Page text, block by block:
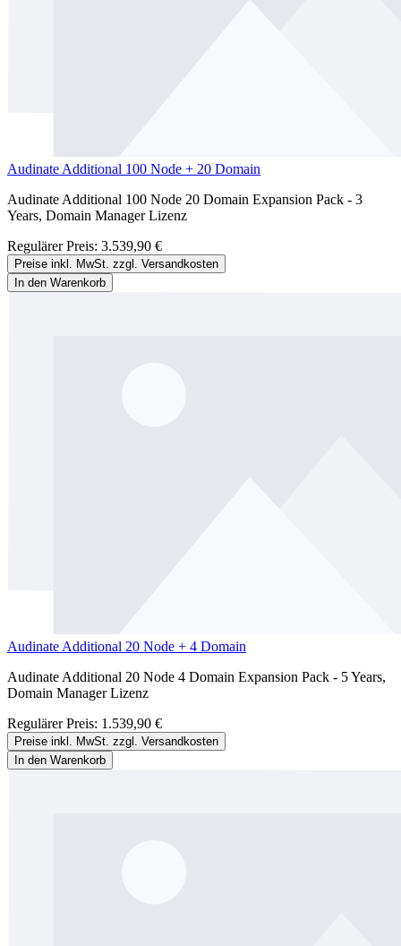
Audinate Additional 100 Node + 20 Domain
Audinate Additional 100 Node 20 Domain Expansion Pack - 3
Years, Domain Manager Lizenz
Regulärer Preis: 3.539,90 €
Preise inkl. MwSt. zzgl. Versandkosten
In den Warenkorb
Audinate Additional 20 Node + 4 Domain
Audinate Additional 20 Node 4 Domain Expansion Pack - 5 Years,
Domain Manager Lizenz
Regulärer Preis: 1.539,90 €
Preise inkl. MwSt. zzgl. Versandkosten
In den Warenkorb